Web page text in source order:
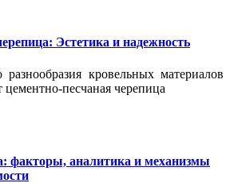
Эстетика и надежность
кровельных материалов
цементно-песчаная черепица
факторы, аналитика и механизмы